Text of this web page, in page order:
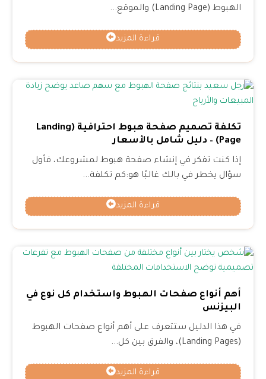
الهبوط (Landing Page) والموقع...
قراءة المزيد
تكلفة تصميم صفحة هبوط احترافية (Landing
Page) – دليل شامل بالأسعار
إذا كنت تفكر في إنشاء صفحة هبوط لمشروعك، فأول
سؤال يخطر في بالك غالبًا هو:كم تكلفة...
قراءة المزيد
أهم أنواع صفحات الهبوط واستخدام كل نوع في
البيزنس
في هذا الدليل ستتعرف على أهم أنواع صفحات الهبوط
(Landing Pages)، والفرق بين كل...
قراءة المزيد